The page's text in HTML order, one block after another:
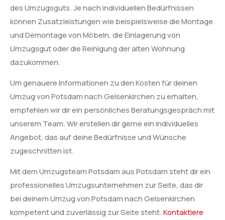
des Umzugsguts. Je nach individuellen Bedürfnissen
können Zusatzleistungen wie beispielsweise die Montage
und Demontage von Möbeln, die Einlagerung von
Umzugsgut oder die Reinigung der alten Wohnung
dazukommen.
Um genauere Informationen zu den Kosten für deinen
Umzug von Potsdam nach Gelsenkirchen zu erhalten,
empfehlen wir dir ein persönliches Beratungsgespräch mit
unserem Team. Wir erstellen dir gerne ein individuelles
Angebot, das auf deine Bedürfnisse und Wünsche
zugeschnitten ist.
Mit dem Umzugsteam Potsdam aus Potsdam steht dir ein
professionelles Umzugsunternehmen zur Seite, das dir
bei deinem Umzug von Potsdam nach Gelsenkirchen
kompetent und zuverlässig zur Seite steht.Kontaktiere